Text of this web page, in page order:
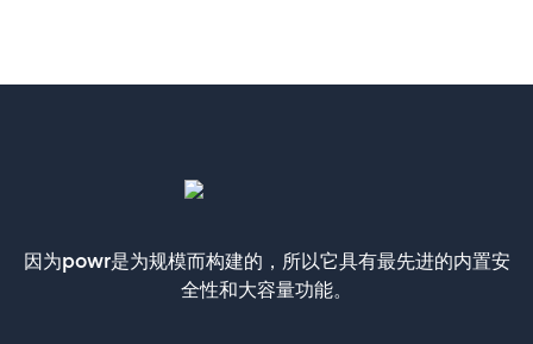
因为powr是为规模而构建的，所以它具有最先进的内置安
全性和大容量功能。